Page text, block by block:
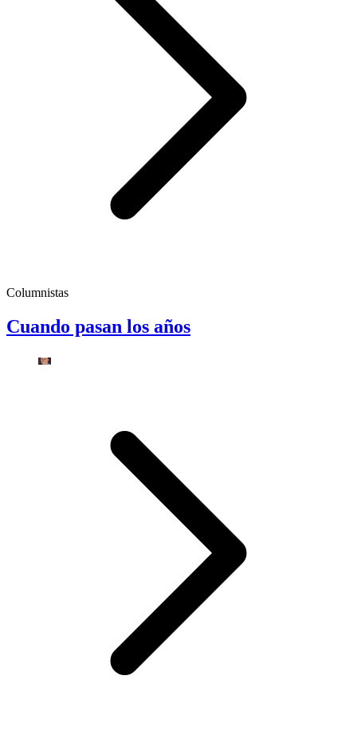
Columnistas
Cuando pasan los años